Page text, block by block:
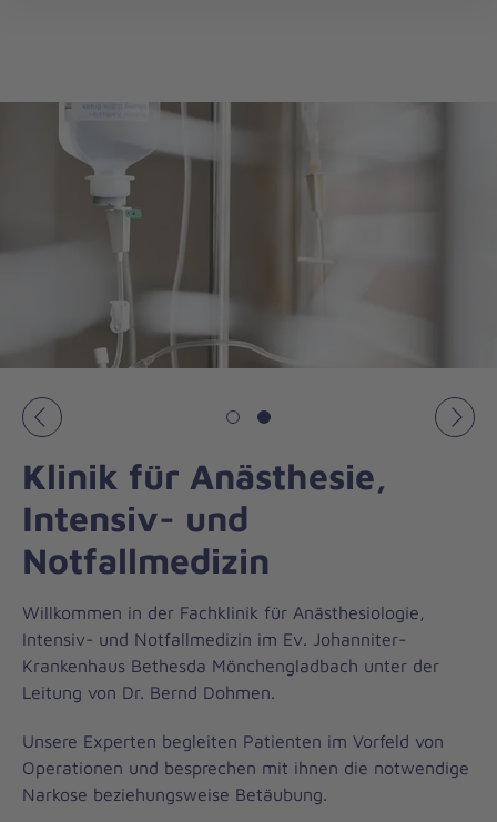
Vorheriges
Klinik für Anästhesie,
Intensiv- und
Notfallmedizin
Willkommen in der Fachklinik für Anästhesiologie,
Intensiv- und Notfallmedizin im Ev. Johanniter-
Krankenhaus Bethesda Mönchengladbach unter der
Leitung von Dr. Bernd Dohmen.
Unsere Experten begleiten Patienten im Vorfeld von
Operationen und besprechen mit ihnen die notwendige
Narkose beziehungsweise Betäubung.